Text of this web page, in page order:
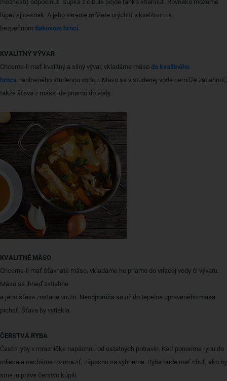
možnosti) odpočinúť. Šupka z cibule pôjde ľahko stiahnuť. Rovnako môžeme
lúpať aj cesnak. A jeho varenie môžete urýchliť v kvalitnom a
bezpečnom tlakovom hrnci.
KVALITNÝ VÝVAR
Chceme-li mať kvalitný a silný vývar, vkladáme mäso do kvalitného
hrnca naplneného studenou vodou. Mäso sa v studenej vode nemôže zatiahnuť,
takže šťava z mäsa ide priamo do vody.
KVALITNÉ MÄSO
Chceme-li mať šťavnaté mäso, vkladáme ho priamo do vriacej vody či vývaru.
Mäso sa ihneď zatiahne
a jeho šťava zostane vnútri. Neodporúča sa už do tepelne upraveného mäsa
pichať. Šťava by vytiekla.
ČERSTVÁ RYBA
Často ryby v mrazničke napáchnu od ostatných potravín. Keď ponoríme rybu do
mlieka a necháme rozmraziť, zápachu sa vyhneme. Ryba bude mať chuť, ako by
sme ju práve čerstvo kúpili.